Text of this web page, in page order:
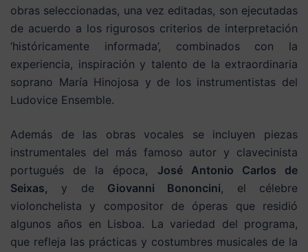
obras seleccionadas, una vez editadas, son ejecutadas
de acuerdo a los rigurosos criterios de interpretación
‘históricamente informada’, combinados con la
experiencia, inspiración y talento de la extraordinaria
soprano María Hinojosa y de los instrumentistas del
Ludovice Ensemble.
Además de las obras vocales se incluyen piezas
instrumentales del más famoso autor y clavecinista
portugués de la época, José Antonio Carlos de
Seixas, y de Giovanni Bononcini, el célebre
violonchelista y compositor de óperas que residió
algunos años en Lisboa. La variedad del programa,
que refleja las prácticas y costumbres musicales de la